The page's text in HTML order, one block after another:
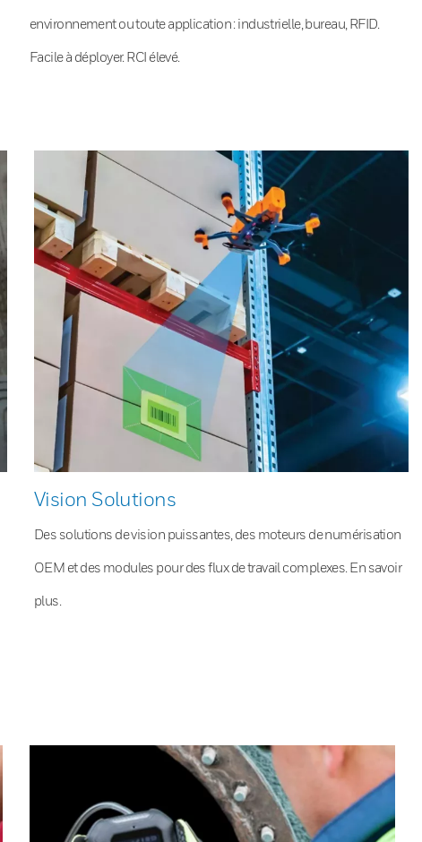
environnement ou toute application : industrielle, bureau, RFID.
Facile à déployer. RCI élevé.
Vision Solutions
Des solutions de vision puissantes, des moteurs de numérisation
OEM et des modules pour des flux de travail complexes. En savoir
plus.